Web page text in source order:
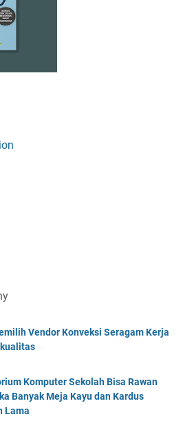
Vendor Konveksi Seragam Kerja
Komputer Sekolah Bisa Rawan
Banyak Meja Kayu dan Kardus
Lama